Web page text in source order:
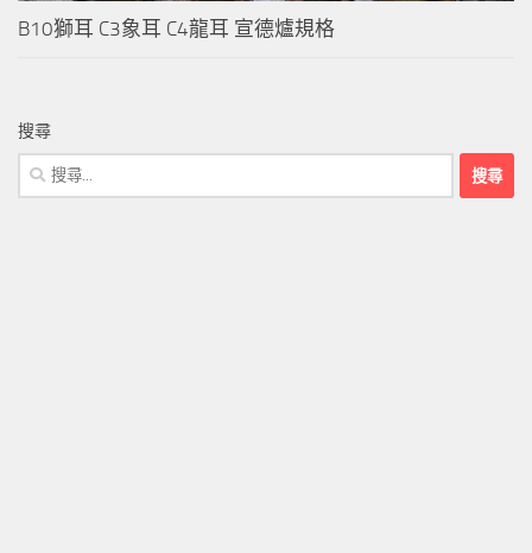
B10獅耳 C3象耳 C4龍耳 宣德爐規格
搜尋
搜
尋